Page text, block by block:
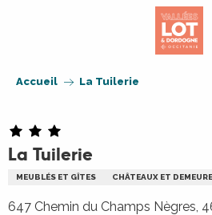
Accueil La Tuilerie
La Tuilerie
MEUBLÉS ET GÎTES CHÂTEAUX ET
647 Chemin du Champs Nègres,